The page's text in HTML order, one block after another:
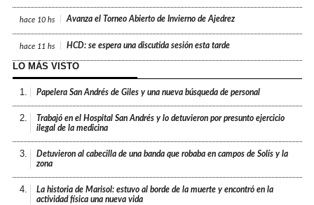
hace 10 hs Avanza el Torneo Abierto de Invierno de Ajedrez
hace 11 hs HCD: se espera una discutida sesión esta tarde
LO MÁS VISTO
1. Papelera San Andrés de Giles y una nueva búsqueda de personal
2.
Trabajó en el Hospital San Andrés y lo detuvieron por presunto ejercicio
ilegal de la medicina
3.
Detuvieron al cabecilla de una banda que robaba en campos de Solís y la
zona
4.
La historia de Marisol: estuvo al borde de la muerte y encontró en la
actividad física una nueva vida